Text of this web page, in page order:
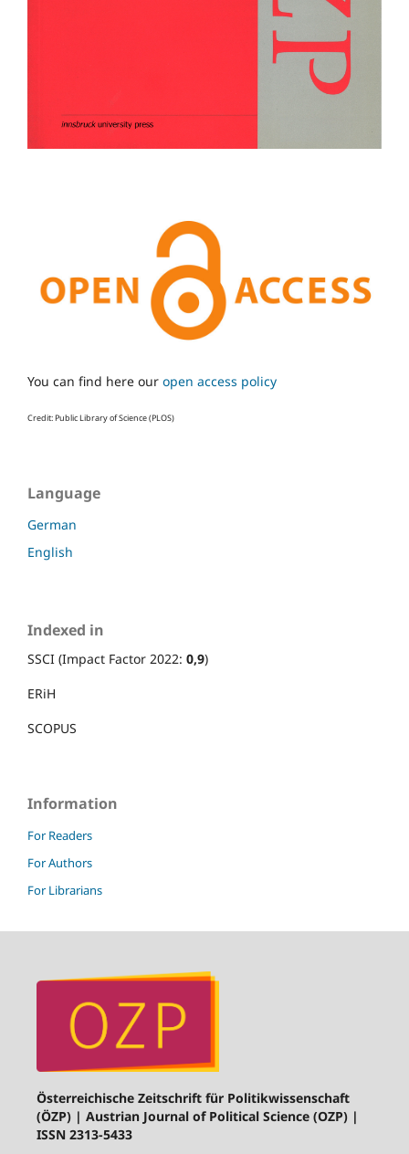
You can find here our open access policy
Credit: Public Library of Science (PLOS)
Language
German
English
Indexed in
SSCI (Impact Factor 2022: 0,9)
ERiH
SCOPUS
Information
For Readers
For Authors
For Librarians
Österreichische Zeitschrift für Politikwissenschaft
(ÖZP) | Austrian Journal of Political Science (OZP) |
ISSN 2313-5433